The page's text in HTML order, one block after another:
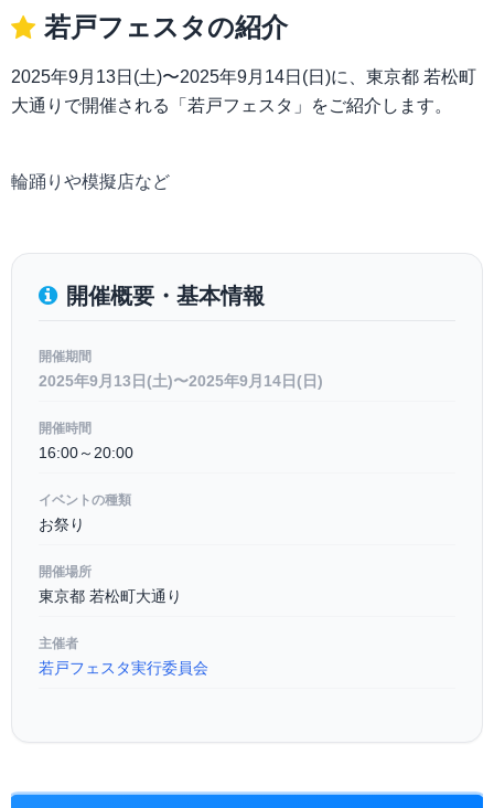
若戸フェスタの紹介
2025年9月13日(土)〜2025年9月14日(日)に、東京都 若松町
大通りで開催される「若戸フェスタ」をご紹介します。
輪踊りや模擬店など
開催概要・基本情報
開催期間
2025年9月13日(土)〜2025年9月14日(日)
開催時間
16:00～20:00
イベントの種類
お祭り
開催場所
東京都 若松町大通り
主催者
若戸フェスタ実行委員会